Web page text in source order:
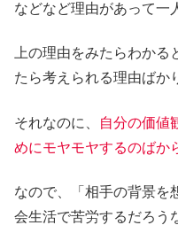
などなど理由があって一
上の理由をみたらわか
たら考えられる理由ばか
それなのに、
自分の価値
めにモヤモヤするのばか
なので、「相手の背景を
会生活で苦労するだろう